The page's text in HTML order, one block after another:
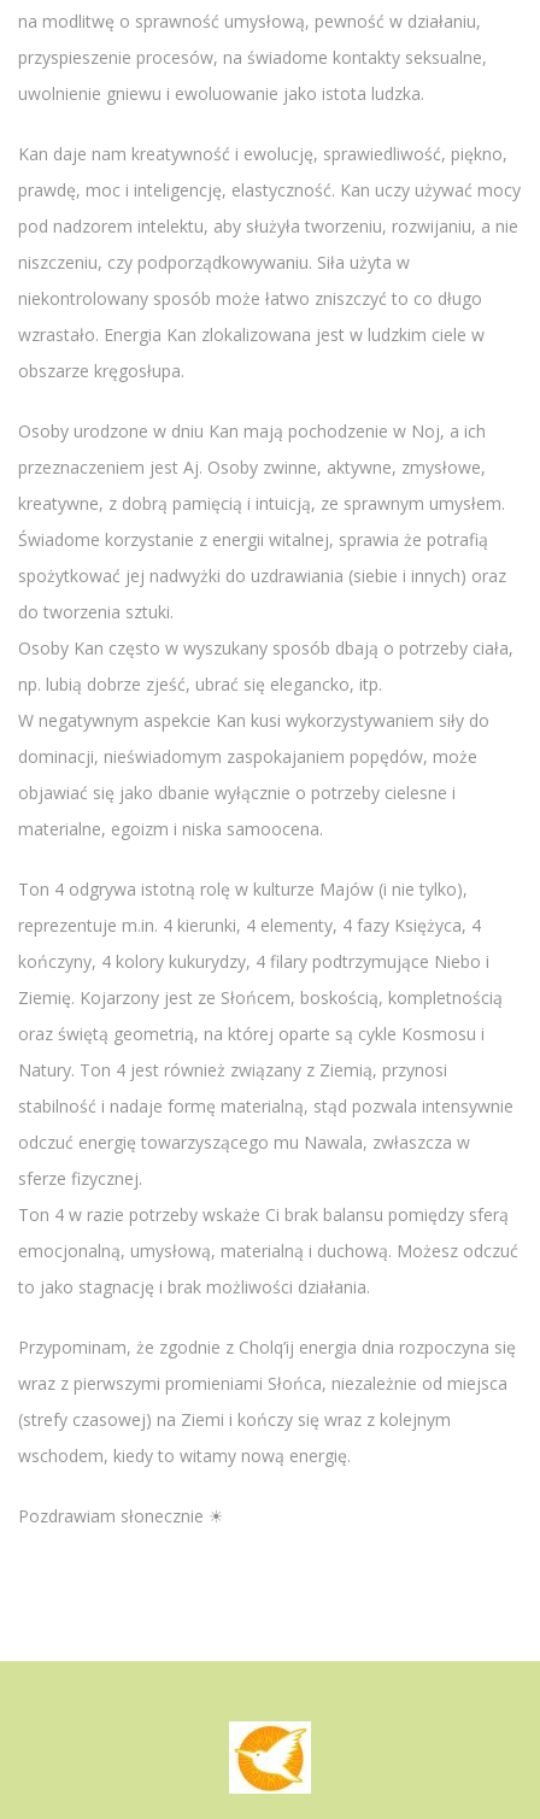
na modlitwę o sprawność umysłową, pewność w działaniu,
przyspieszenie procesów, na świadome kontakty seksualne,
uwolnienie gniewu i ewoluowanie jako istota ludzka.
Kan daje nam kreatywność i ewolucję, sprawiedliwość, piękno,
prawdę, moc i inteligencję, elastyczność. Kan uczy używać mocy
pod nadzorem intelektu, aby służyła tworzeniu, rozwijaniu, a nie
niszczeniu, czy podporządkowywaniu. Siła użyta w
niekontrolowany sposób może łatwo zniszczyć to co długo
wzrastało. Energia Kan zlokalizowana jest w ludzkim ciele w
obszarze kręgosłupa.
Osoby urodzone w dniu Kan mają pochodzenie w Noj, a ich
przeznaczeniem jest Aj. Osoby zwinne, aktywne, zmysłowe,
kreatywne, z dobrą pamięcią i intuicją, ze sprawnym umysłem.
Świadome korzystanie z energii witalnej, sprawia że potrafią
spożytkować jej nadwyżki do uzdrawiania (siebie i innych) oraz
do tworzenia sztuki.
Osoby Kan często w wyszukany sposób dbają o potrzeby ciała,
np. lubią dobrze zjeść, ubrać się elegancko, itp.
W negatywnym aspekcie Kan kusi wykorzystywaniem siły do
dominacji, nieświadomym zaspokajaniem popędów, może
objawiać się jako dbanie wyłącznie o potrzeby cielesne i
materialne, egoizm i niska samoocena.
Ton 4 odgrywa istotną rolę w kulturze Majów (i nie tylko),
reprezentuje m.in. 4 kierunki, 4 elementy, 4 fazy Księżyca, 4
kończyny, 4 kolory kukurydzy, 4 filary podtrzymujące Niebo i
Ziemię. Kojarzony jest ze Słońcem, boskością, kompletnością
oraz świętą geometrią, na której oparte są cykle Kosmosu i
Natury. Ton 4 jest również związany z Ziemią, przynosi
stabilność i nadaje formę materialną, stąd pozwala intensywnie
odczuć energię towarzyszącego mu Nawala, zwłaszcza w
sferze fizycznej.
Ton 4 w razie potrzeby wskaże Ci brak balansu pomiędzy sferą
emocjonalną, umysłową, materialną i duchową. Możesz odczuć
to jako stagnację i brak możliwości działania.
Przypominam, że zgodnie z Cholq’ij energia dnia rozpoczyna się
wraz z pierwszymi promieniami Słońca, niezależnie od miejsca
(strefy czasowej) na Ziemi i kończy się wraz z kolejnym
wschodem, kiedy to witamy nową energię.
Pozdrawiam słonecznie ☀